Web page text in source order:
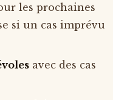
les prochaines
si un cas imprévu
avec des cas